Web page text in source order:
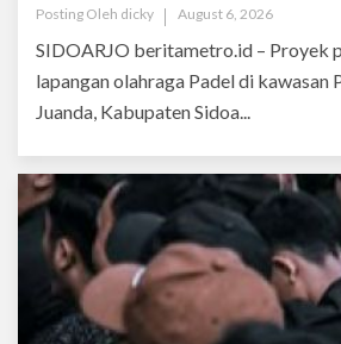
Posting Oleh dicky August 6, 2026
SIDOARJO beritametro.id – Proyek
lapangan olahraga Padel di kawasan
Juanda, Kabupaten Sidoa...